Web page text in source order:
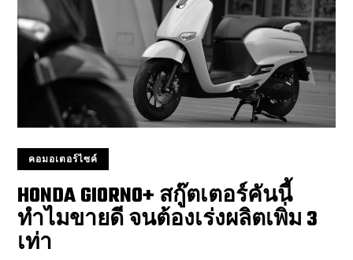
คอมอเตอร์ไซค์
HONDA GIORNO+ สกู๊ตเตอร์คันนี้
ทำไมขายดี จนต้องเร่งผลิตเพิ่ม 3
เท่า